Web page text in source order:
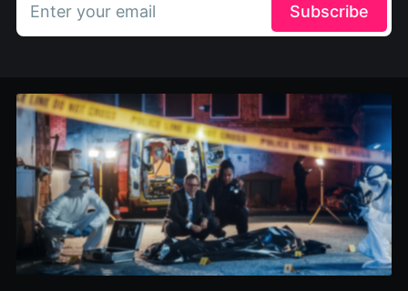
Enter your email Subscribe